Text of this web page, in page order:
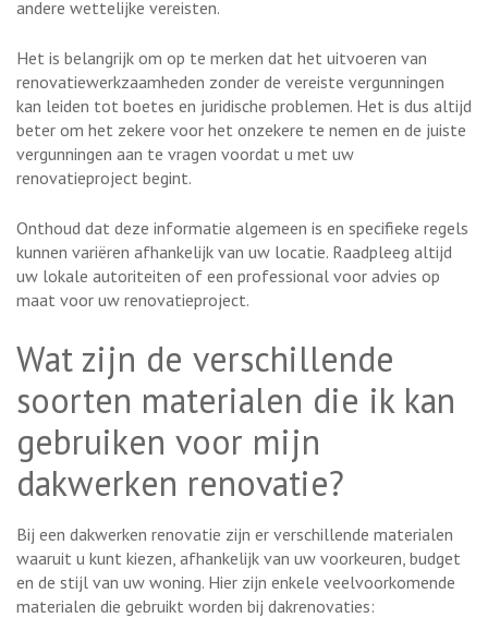
andere wettelijke vereisten.
Het is belangrijk om op te merken dat het uitvoeren van
renovatiewerkzaamheden zonder de vereiste vergunningen
kan leiden tot boetes en juridische problemen. Het is dus altijd
beter om het zekere voor het onzekere te nemen en de juiste
vergunningen aan te vragen voordat u met uw
renovatieproject begint.
Onthoud dat deze informatie algemeen is en specifieke regels
kunnen variëren afhankelijk van uw locatie. Raadpleeg altijd
uw lokale autoriteiten of een professional voor advies op
maat voor uw renovatieproject.
Wat zijn de verschillende
soorten materialen die ik kan
gebruiken voor mijn
dakwerken renovatie?
Bij een dakwerken renovatie zijn er verschillende materialen
waaruit u kunt kiezen, afhankelijk van uw voorkeuren, budget
en de stijl van uw woning. Hier zijn enkele veelvoorkomende
materialen die gebruikt worden bij dakrenovaties: